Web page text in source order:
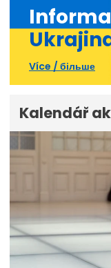
Více / більше
Kalendář